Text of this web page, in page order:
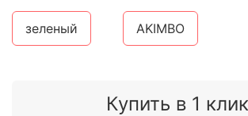
Купить в 1 клик
зеленый AKIMBO